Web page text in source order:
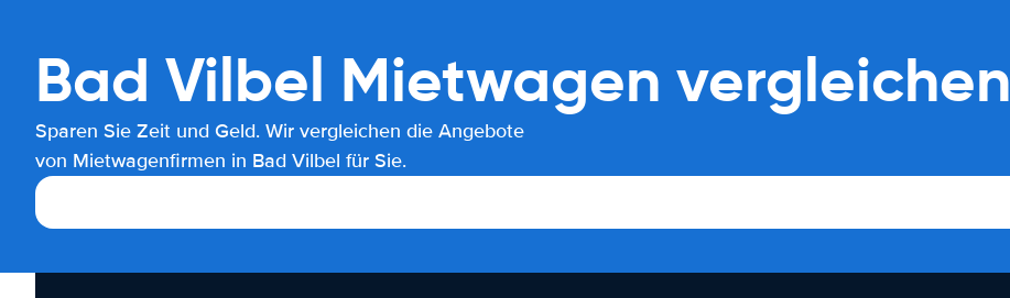
Bad Vilbel Mietwagen vergleichen
Sparen Sie Zeit und Geld. Wir vergleichen die Angebote
von Mietwagenfirmen in Bad Vilbel für Sie.